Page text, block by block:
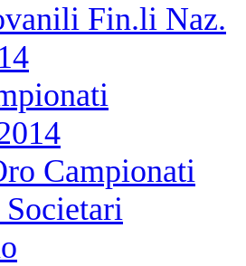
Fin.li Naz.
Campionati